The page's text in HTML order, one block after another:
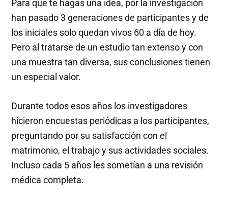
Para que te hagas una idea, por la investigación
han pasado 3 generaciones de participantes y de
los iniciales solo quedan vivos 60 a día de hoy.
Pero al tratarse de un estudio tan extenso y con
una muestra tan diversa, sus conclusiones tienen
un especial valor.
Durante todos esos años los investigadores
hicieron encuestas periódicas a los participantes,
preguntando por su satisfacción con el
matrimonio, el trabajo y sus actividades sociales.
Incluso cada 5 años les sometían a una revisión
médica completa.